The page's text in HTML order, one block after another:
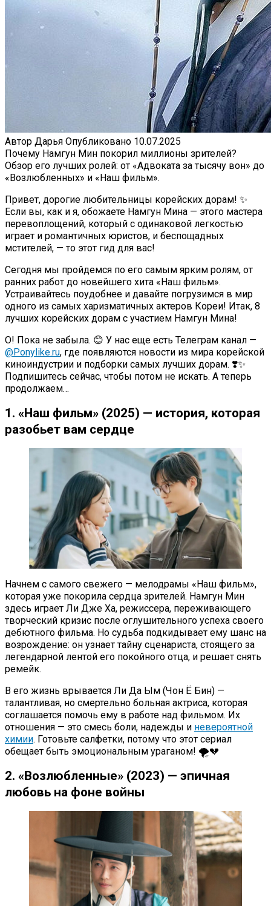
Автор Дарья Опубликовано 10.07.2025
Почему Намгун Мин покорил миллионы зрителей?
Обзор его лучших ролей: от «Адвоката за тысячу вон» до
«Возлюбленных» и «Наш фильм».
Привет, дорогие любительницы корейских дорам! ✨
Если вы, как и я, обожаете Намгун Мина — этого мастера
перевоплощений, который с одинаковой легкостью
играет и романтичных юристов, и беспощадных
мстителей, — то этот гид для вас!
Сегодня мы пройдемся по его самым ярким ролям, от
ранних работ до новейшего хита «Наш фильм».
Устраивайтесь поудобнее и давайте погрузимся в мир
одного из самых харизматичных актеров Кореи! Итак, 8
лучших корейских дорам с участием Намгун Мина!
О! Пока не забыла. 😊 У нас еще есть Телеграм канал —
@Ponylike.ru, где появляются новости из мира корейской
киноиндустрии и подборки самых лучших дорам. ❣️✨
Подпишитесь сейчас, чтобы потом не искать. А теперь
продолжаем…
1. «Наш фильм» (2025) — история, которая
разобьет вам сердце
Начнем с самого свежего — мелодрамы «Наш фильм»,
которая уже покорила сердца зрителей. Намгун Мин
здесь играет Ли Дже Ха, режиссера, переживающего
творческий кризис после оглушительного успеха своего
дебютного фильма. Но судьба подкидывает ему шанс на
возрождение: он узнает тайну сценариста, стоящего за
легендарной лентой его покойного отца, и решает снять
ремейк.
В его жизнь врывается Ли Да Ым (Чон Ё Бин) —
талантливая, но смертельно больная актриса, которая
соглашается помочь ему в работе над фильмом. Их
отношения — это смесь боли, надежды и невероятной
химии. Готовьте салфетки, потому что этот сериал
обещает быть эмоциональным ураганом! 🌪️💔
2. «Возлюбленные» (2023) — эпичная
любовь на фоне войны